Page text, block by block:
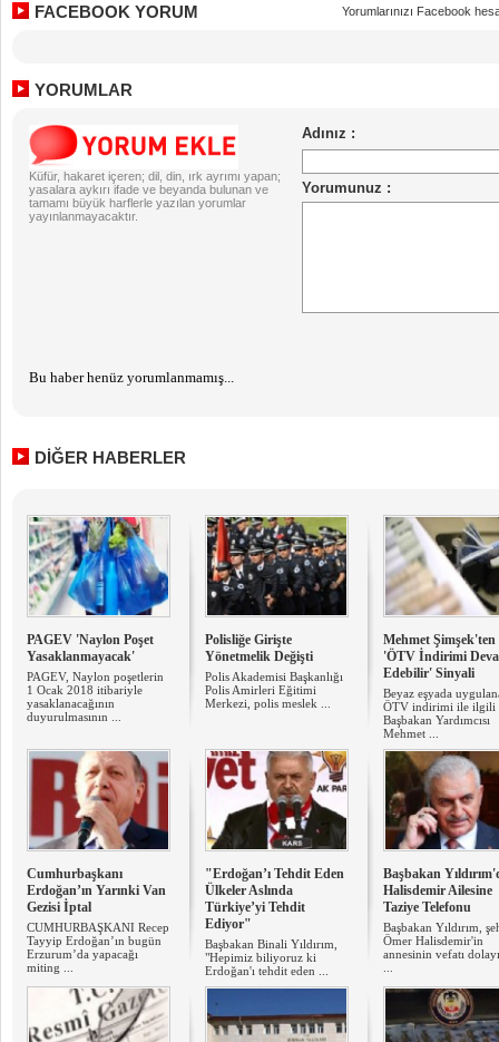
FACEBOOK YORUM Yorumlarınızı Facebook
YORUMLAR
Küfür, hakaret içeren; dil, din, ırk ayrımı yapan;
yasalara aykırı ifade ve beyanda bulunan ve
tamamı büyük harflerle yazılan yorumlar
yayınlanmayacaktır.
Bu haber henüz yorumlanmamış...
DİĞER HABERLER
PAGEV 'Naylon Poşet
Yasaklanmayacak'
PAGEV, Naylon poşetlerin
1 Ocak 2018 itibariyle
yasaklanacağının
duyurulmasının ...
Polisliğe Girişte
Yönetmelik Değişti
Polis Akademisi Başkanlığı
Polis Amirleri Eğitimi
Merkezi, polis meslek ...
Mehmet Şimşek'ten
'ÖTV İndirimi
Edebilir' Sinyali
Beyaz eşyada
ÖTV indirimi ile ilgili
Başbakan Yardımcısı
Mehmet ...
Cumhurbaşkanı
Erdoğan’ın Yarınki Van
Gezisi İptal
CUMHURBAŞKANI Recep
Tayyip Erdoğan’ın bugün
Erzurum’da yapacağı
miting ...
"Erdoğan’ı Tehdit Eden
Ülkeler Aslında
Türkiye’yi Tehdit
Ediyor"
Başbakan Binali Yıldırım,
"Hepimiz biliyoruz ki
Erdoğan'ı tehdit eden ...
Başbakan
Halisdemir Ailesine
Taziye Telefonu
Başbakan Yıldırım,
Ömer Halisdemir'in
annesinin vefatı